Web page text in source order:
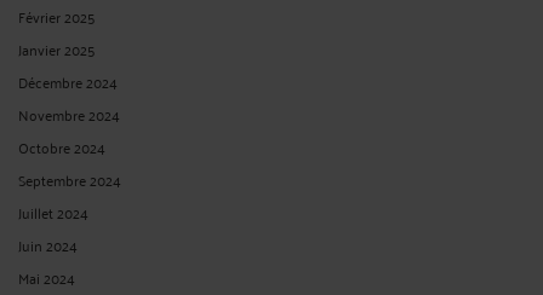
Février 2025
Janvier 2025
Décembre 2024
Novembre 2024
Octobre 2024
Septembre 2024
Juillet 2024
Juin 2024
Mai 2024